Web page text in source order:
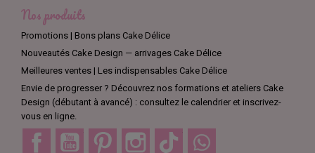
Nos produits
Promotions | Bons plans Cake Délice
Nouveautés Cake Design — arrivages Cake Délice
Meilleures ventes | Les indispensables Cake Délice
Envie de progresser ? Découvrez nos formations et ateliers Cake
Design (débutant à avancé) : consultez le calendrier et inscrivez-
vous en ligne.
Facebook YouTube Pinterest Instagram TikTok